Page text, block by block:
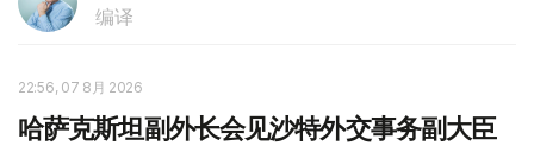
编译
22:56, 07 8月 2026
哈萨克斯坦副外长会见沙特外交事务副大臣